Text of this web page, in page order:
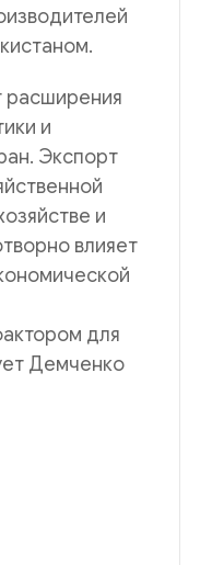
расширения
и
Экспорт
и
влияет
для
Демченко